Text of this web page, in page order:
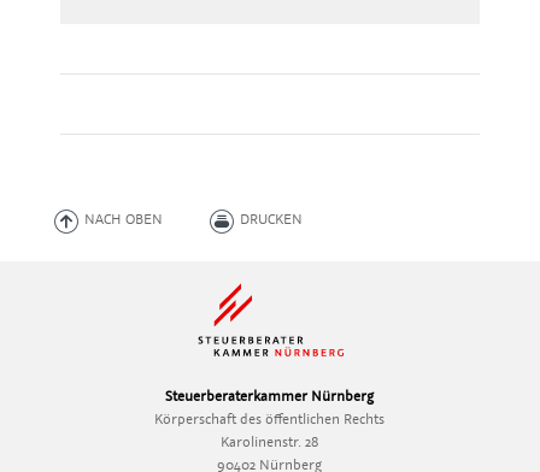
NACH OBEN DRUCKEN
Steuerberaterkammer Nürnberg
Körperschaft des öffentlichen Rechts
Karolinenstr. 28
90402 Nürnberg